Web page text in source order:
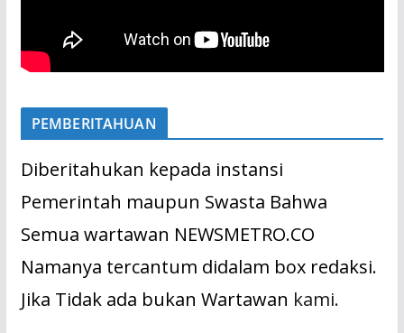
PEMBERITAHUAN
Diberitahukan kepada instansi
Pemerintah maupun Swasta Bahwa
Semua wartawan NEWSMETRO.CO
Namanya tercantum didalam box redaksi.
Jika Tidak ada bukan Wartawan kami.